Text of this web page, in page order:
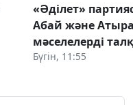
«Әділет»
Абай және
мәселелерді
Бүгін, 11:55